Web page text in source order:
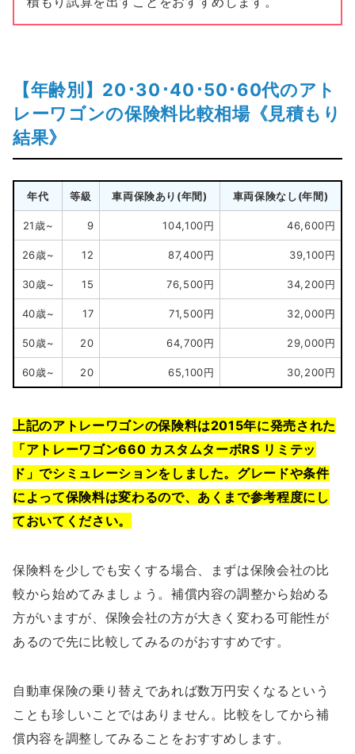
【年齢別】20･30･40･50･60代のアト
レーワゴンの保険料比較相場《見積もり
結果》
年代 等級 車両保険あり(年間) 車両保険なし(年間)
21歳~ 9 104,100円 46,600円
26歳~ 12 87,400円 39,100円
30歳~ 15 76,500円 34,200円
40歳~ 17 71,500円 32,000円
50歳~ 20 64,700円 29,000円
60歳~ 20 65,100円 30,200円
上記のアトレーワゴンの保険料は2015年に発売された
「アトレーワゴン660 カスタムターボRS リミテッ
ド」でシミュレーションをしました。グレードや条件
によって保険料は変わるので、あくまで参考程度にし
ておいてください。
保険料を少しでも安くする場合、まずは保険会社の比
較から始めてみましょう。補償内容の調整から始める
方がいますが、保険会社の方が大きく変わる可能性が
あるので先に比較してみるのがおすすめです。
自動車保険の乗り替えであれば数万円安くなるという
ことも珍しいことではありません。比較をしてから補
償内容を調整してみることをおすすめします。